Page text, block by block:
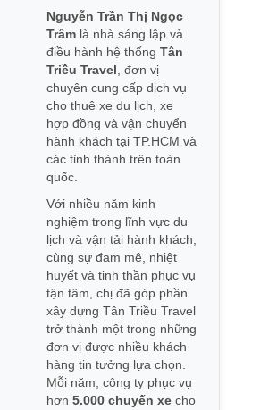
Nguyễn Trần Thị Ngọc
Trâm là nhà sáng lập và
điều hành hệ thống Tân
Triều Travel, đơn vị
chuyên cung cấp dịch vụ
cho thuê xe du lịch, xe
hợp đồng và vận chuyển
hành khách tại TP.HCM và
các tỉnh thành trên toàn
quốc.
Với nhiều năm kinh
nghiệm trong lĩnh vực du
lịch và vận tải hành khách,
cùng sự đam mê, nhiệt
huyết và tinh thần phục vụ
tận tâm, chị đã góp phần
xây dựng Tân Triều Travel
trở thành một trong những
đơn vị được nhiều khách
hàng tin tưởng lựa chọn.
Mỗi năm, công ty phục vụ
hơn 5.000 chuyến xe cho